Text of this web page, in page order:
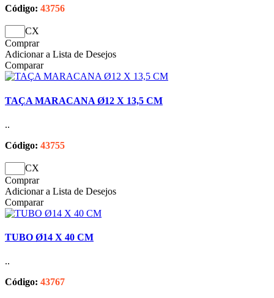
Código: 43756
CX
Comprar
Adicionar a Lista de Desejos
Comparar
TAÇA MARACANA Ø12 X 13,5 CM
..
Código: 43755
CX
Comprar
Adicionar a Lista de Desejos
Comparar
TUBO Ø14 X 40 CM
..
Código: 43767